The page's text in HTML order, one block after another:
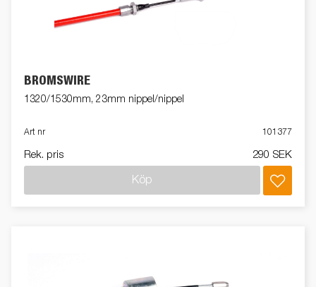
BROMSWIRE
1320/1530mm, 23mm nippel/nippel
Art nr 101377
Rek. pris 290 SEK
Köp